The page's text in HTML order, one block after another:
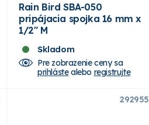
Rain Bird SBA-050
pripájacia spojka 16 mm x
1/2" M
Skladom
Pre zobrazenie ceny sa
prihlástealebo registrujte
292955